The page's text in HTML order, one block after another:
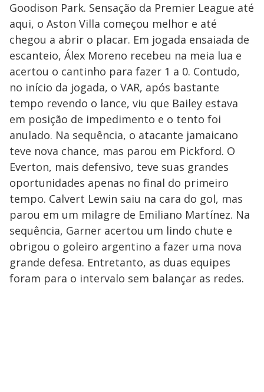
Goodison Park. Sensação da Premier League até
aqui, o Aston Villa começou melhor e até
chegou a abrir o placar. Em jogada ensaiada de
escanteio, Álex Moreno recebeu na meia lua e
acertou o cantinho para fazer 1 a 0. Contudo,
no início da jogada, o VAR, após bastante
tempo revendo o lance, viu que Bailey estava
em posição de impedimento e o tento foi
anulado. Na sequência, o atacante jamaicano
teve nova chance, mas parou em Pickford. O
Everton, mais defensivo, teve suas grandes
oportunidades apenas no final do primeiro
tempo. Calvert Lewin saiu na cara do gol, mas
parou em um milagre de Emiliano Martínez. Na
sequência, Garner acertou um lindo chute e
obrigou o goleiro argentino a fazer uma nova
grande defesa. Entretanto, as duas equipes
foram para o intervalo sem balançar as redes.